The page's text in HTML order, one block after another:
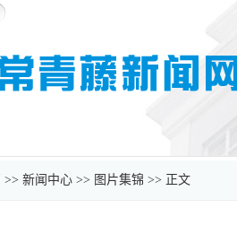
>> 新闻中心 >> 图片集锦 >> 正文